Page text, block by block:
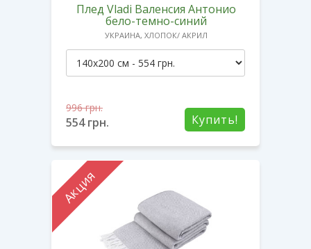
Плед Vladi Валенсия Антонио
бело-темно-синий
УКРАИНА, ХЛОПОК/ АКРИЛ
Купить!
996грн.
554грн.
Акция